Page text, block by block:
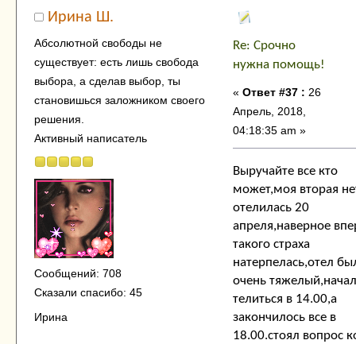
Ирина Ш.
Абсолютной свободы не
существует: есть лишь свобода
выбора, а сделав выбор, ты
становишься заложником своего
решения.
Активный написатель
Сообщений: 708
Сказали спасибо: 45
Ирина
Re: Срочно
нужна помощь!
« Ответ #37 : 26
Апрель, 2018,
04:18:35 am »
Выручайте все кто
может,моя вторая
отелилась 20
апреля,наверное
такого страха
натерпелась,отел
очень
телиться в 14.00,а
закончилось все в
18.00.стоял вопрос